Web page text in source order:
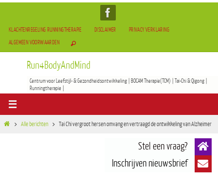
KLACHTENREGELING RUNNINGTHERAPIE DISCLAIMER
PRIVACY VERKLARING
ALGEMEEN VOORWAARDEN
Run4BodyAndMind
Centrum voor Leefstijl- & Gezondheidsontwikkeling | BOCAM Therapie(TCM) | Tai-Chi & Qigong |
Runningtherapie |
Alle berichten Tai Chi vergroot hersen omvang en vertraagd de ontwikkeling van Alzheimer